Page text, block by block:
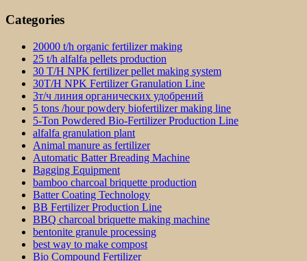
Categories
20000 t/h organic fertilizer making
25 t/h alfalfa pellets production
30 T/H NPK fertilizer pellet making system
30T/H NPK Fertilizer Granulation Line
3т/ч линия органических удобрений
5 tons /hour powdery biofertilizer making line
5-Ton Powdered Bio-Fertilizer Production Line
alfalfa granulation plant
Animal manure as fertilizer
Automatic Batter Breading Machine
Bagging Equipment
bamboo charcoal briquette production
Batter Coating Technology
BB Fertilizer Production Line
BBQ charcoal briquette making machine
bentonite granule processing
best way to make compost
Bio Compound Fertilizer